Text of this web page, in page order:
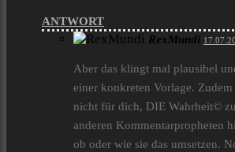
ANTWORT
RexMundi
Aber das klingt mal plausibel
einer konkreten Vorlage. Zudem
nicht für dich, DIE Wahrheit©
anderen Kommentarpropheten
ob oder wie sie das umsetzen.